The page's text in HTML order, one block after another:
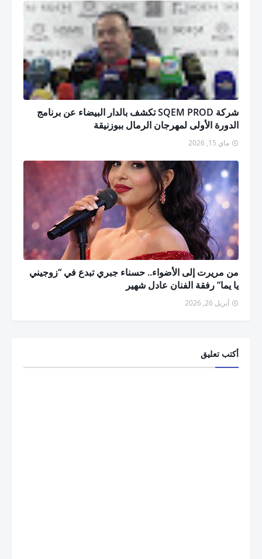
شركة SQEM PROD تكشف بالدار البيضاء عن برنامج
الدورة الأولى لمهرجان الرمال ببوزنيقة
ماي 15, 2026
من مريرت إلى الأضواء.. حسناء جبري تبدع في “زوجيني
يا يما” رفقة الفنان عادل شهير
أبريل 26, 2026
أكتب تعليق